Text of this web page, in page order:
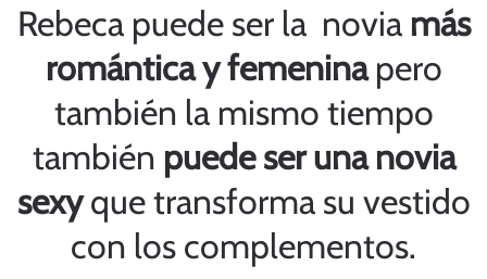
Rebeca puede ser la novia más
romántica y femeninapero
también la mismo tiempo
también puede ser una novia
sexyque transforma su vestido
con los complementos.